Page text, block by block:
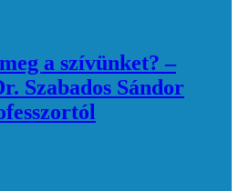
a szívünket? –
Szabados Sándor